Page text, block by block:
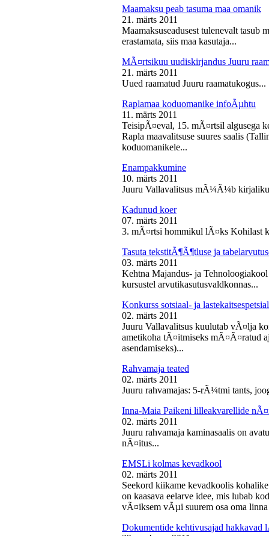
Maamaksu peab tasuma maa omanik
21. märts 2011
Maamaksuseadusest tulenevalt tasub
erastamata, siis maa kasutaja...
MÃ¤rtsikuu uudiskirjandus Juuru
21. märts 2011
Uued raamatud Juuru raamatukogus...
Raplamaa koduomanike infoÃµhtu
11. märts 2011
TeisipÃ¤eval, 15. mÃ¤rtsil algusega
Rapla maavalitsuse suures saalis
koduomanikele...
Enampakkumine
10. märts 2011
Juuru Vallavalitsus mÃ¼Ã¼b kirjaliku
Kadunud koer
07. märts 2011
3. mÃ¤rtsi hommikul lÃ¤ks Kohilast
Tasuta tekstitÃ¶Ã¶tluse ja
03. märts 2011
Kehtna Majandus- ja
kursustel arvutikasutusvaldkonnas...
Konkurss sotsiaal- ja
02. märts 2011
Juuru Vallavalitsus kuulutab vÃ¤lja
ametikoha tÃ¤itmiseks mÃ¤Ã¤ratud
asendamiseks)...
Rahvamaja teated
02. märts 2011
Juuru rahvamajas: 5-rÃ¼tmi tants,
Inna-Maia Paikeni lilleakvarellide
02. märts 2011
Juuru rahvamaja kaminasaalis on
nÃ¤itus...
EMSLi kolmas kevadkool
02. märts 2011
Seekord kiikame kevadkoolis
on kaasava eelarve idee, mis lubab
vÃ¤iksem vÃµi suurem osa oma
Dokumentide kehtivusajad hakkavad